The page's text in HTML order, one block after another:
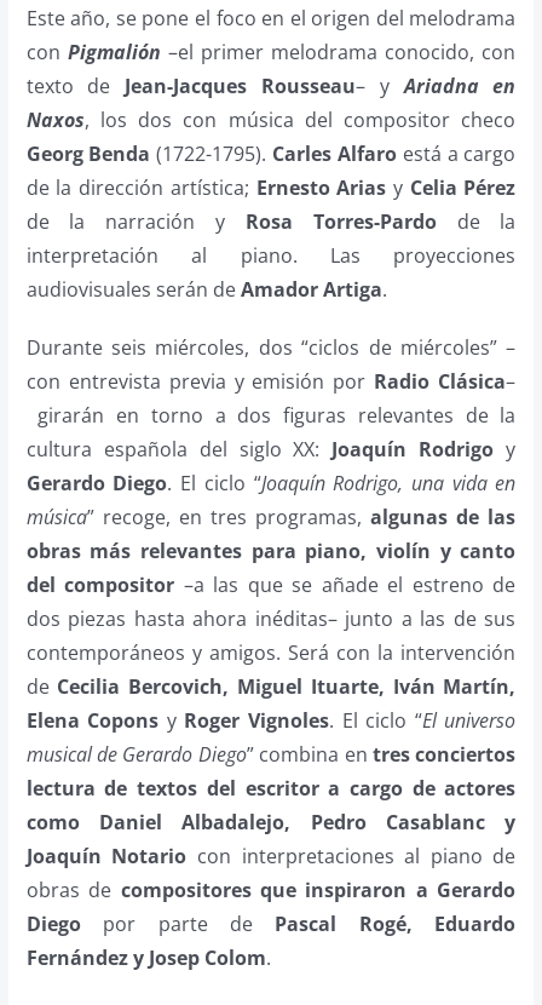
Este año, se pone el foco en el origen del melodrama
con Pigmalión –el primer melodrama conocido, con
texto de Jean-Jacques Rousseau– yAriadna en
Naxos, los dos con música del compositor checo
Georg Benda (1722-1795). Carles Alfaroestá a cargo
de la dirección artística; Ernesto Arias y Celia Pérez
de la narración y Rosa Torres-Pardode la
interpretación al piano. Las proyecciones
audiovisuales serán deAmador Artiga.
Durante seis miércoles, dos “ciclos de miércoles” –
con entrevista previa y emisión por Radio Clásica–
girarán en torno a dos figuras relevantes de la
cultura española del siglo XX: Joaquín Rodrigo y
Gerardo Diego. El ciclo “Joaquín Rodrigo, una vida en
música” recoge, en tres programas,algunas de las
obras más relevantes para piano, violín y canto
del compositor –a las que se añade el estreno de
dos piezas hasta ahora inéditas– junto a las de sus
contemporáneos y amigos. Será con la intervención
de Cecilia Bercovich, Miguel Ituarte, Iván Martín,
Elena Copons y Roger Vignoles. El ciclo “El universo
musical de Gerardo Diego” combina en tres conciertos
lectura de textos del escritor a cargo de actores
como Daniel Albadalejo, Pedro Casablanc y
Joaquín Notario con interpretaciones al piano de
obras de compositores que inspiraron a Gerardo
Diegopor parte de Pascal Rogé, Eduardo
Fernández y Josep Colom.